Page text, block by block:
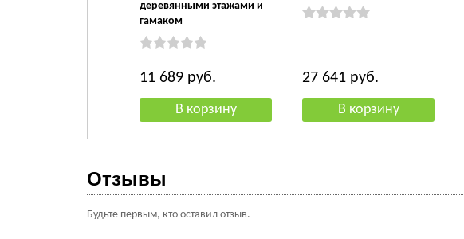
деревянными этажами и
гамаком
11 689 руб. 27 641 руб.
Отзывы
Будьте первым, кто оставил отзыв.